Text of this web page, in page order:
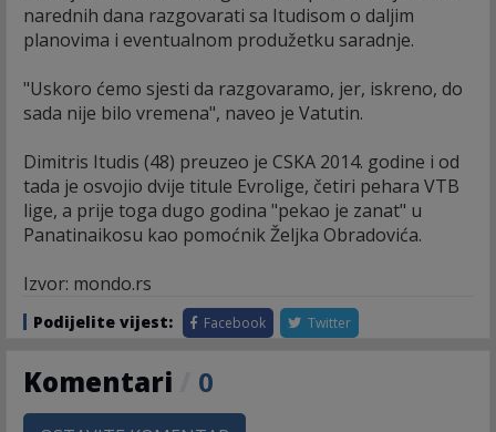
narednih dana razgovarati sa Itudisom o daljim
planovima i eventualnom produžetku saradnje.
"Uskoro ćemo sjesti da razgovaramo, jer, iskreno, do
sada nije bilo vremena", naveo je Vatutin.
Dimitris Itudis (48) preuzeo je CSKA 2014. godine i od
tada je osvojio dvije titule Evrolige, četiri pehara VTB
lige, a prije toga dugo godina "pekao je zanat" u
Panatinaikosu kao pomoćnik Željka Obradovića.
Izvor: mondo.rs
Podijelite vijest: Facebook Twitter
Komentari 0